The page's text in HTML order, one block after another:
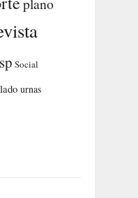
plano
Social
urnas